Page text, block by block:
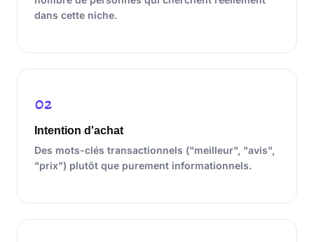
dans cette niche.
02
Intention d'achat
Des mots-clés transactionnels ("meilleur", "avis",
"prix") plutôt que purement informationnels.